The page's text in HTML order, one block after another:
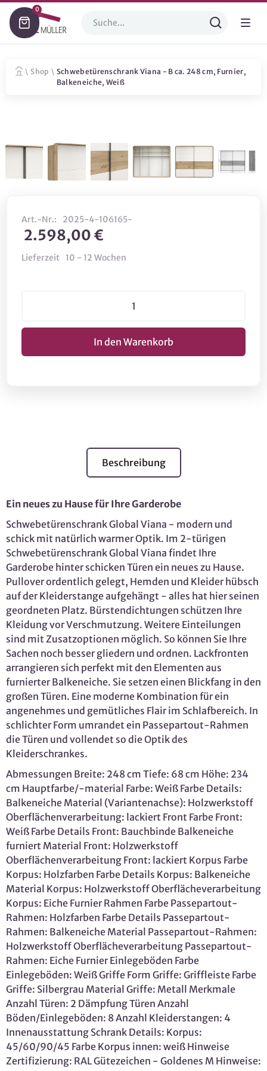
0
\ Shop \ Schwebetürenschrank Viana - B ca. 248 cm, Furnier,
Balkeneiche, Weiß
Art.-Nr.: 2025-4-106165-
2.598,00 €
Lieferzeit 10 - 12 Wochen
Beschreibung
Ein neues zu Hause für Ihre Garderobe
Schwebetürenschrank Global Viana - modern und
schick mit natürlich warmer Optik. Im 2-türigen
Schwebetürenschrank Global Viana findet Ihre
Garderobe hinter schicken Türen ein neues zu Hause.
Pullover ordentlich gelegt, Hemden und Kleider hübsch
auf der Kleiderstange aufgehängt - alles hat hier seinen
geordneten Platz. Bürstendichtungen schützen Ihre
Kleidung vor Verschmutzung. Weitere Einteilungen
sind mit Zusatzoptionen möglich. So können Sie Ihre
Sachen noch besser gliedern und ordnen. Lackfronten
arrangieren sich perfekt mit den Elementen aus
furnierter Balkeneiche. Sie setzen einen Blickfang in den
großen Türen. Eine moderne Kombination für ein
angenehmes und gemütliches Flair im Schlafbereich. In
schlichter Form umrandet ein Passepartout-Rahmen
die Türen und vollendet so die Optik des
Kleiderschrankes.
Abmessungen Breite: 248 cm Tiefe: 68 cm Höhe: 234
cm Hauptfarbe/-material Farbe: Weiß Farbe Details:
Balkeneiche Material (Variantenachse): Holzwerkstoff
Oberflächenverarbeitung: lackiert Front Farbe Front:
Weiß Farbe Details Front: Bauchbinde Balkeneiche
furniert Material Front: Holzwerkstoff
Oberflächenverarbeitung Front: lackiert Korpus Farbe
Korpus: Holzfarben Farbe Details Korpus: Balkeneiche
Material Korpus: Holzwerkstoff Oberflächeverarbeitung
Korpus: Eiche Furnier Rahmen Farbe Passepartout-
Rahmen: Holzfarben Farbe Details Passepartout-
Rahmen: Balkeneiche Material Passepartout-Rahmen:
Holzwerkstoff Oberflächeverarbeitung Passepartout-
Rahmen: Eiche Furnier Einlegeböden Farbe
Einlegeböden: Weiß Griffe Form Griffe: Griffleiste Farbe
Griffe: Silbergrau Material Griffe: Metall Merkmale
Anzahl Türen: 2 Dämpfung Türen Anzahl
Böden/Einlegeböden: 8 Anzahl Kleiderstangen: 4
Innenausstattung Schrank Details: Korpus:
45/60/90/45 Farbe Korpus innen: weiß Hinweise
Zertifizierung: RAL Gütezeichen - Goldenes M Hinweise: